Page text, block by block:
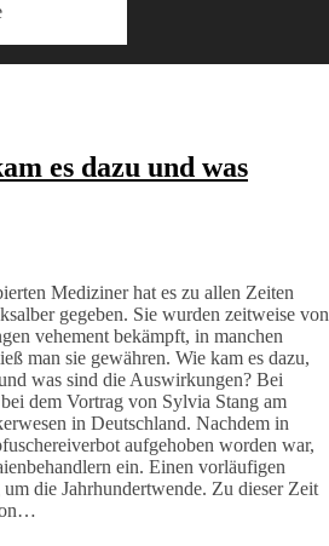
es dazu und was
Mediziner hat es zu allen Zeiten
gegeben. Sie wurden zeitweise von
vehement bekämpft, in manchen
man sie gewähren. Wie kam es dazu,
was sind die Auswirkungen? Bei
dem Vortrag von Sylvia Stang am
in Deutschland. Nachdem in
aufgehoben worden war,
ein. Einen vorläufigen
die Jahrhundertwende. Zu dieser Zeit